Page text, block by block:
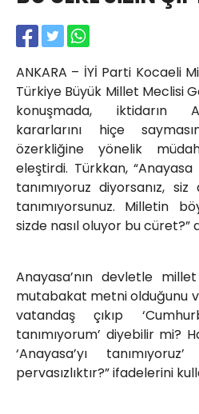
ANKARA – İYİ Parti Kocaeli
Türkiye Büyük Millet Meclisi
konuşmada, iktidarın
kararlarını hiçe
özerkliğine yönelik
eleştirdi. Türkkan, “Anayasa
tanımıyoruz diyorsanız, siz
tanımıyorsunuz. Milletin
sizde nasıl oluyor bu
Anayasa’nın devletle
mutabakat metni olduğunu
vatandaş çıkıp
tanımıyorum’ diyebilir mi?
‘Anayasa’yı
pervasızlıktır?” ifadelerini
KOCAELİ